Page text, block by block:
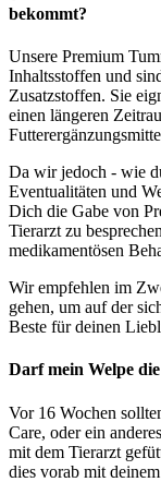
bekommt?
Unsere Premium
Inhaltsstoffen und
Zusatzstoffen. Sie
einen längeren
Da wir jedoch - wie
Eventualitäten und
Dich die Gabe von
Tierarzt zu
medikamentösen
Wir empfehlen im
gehen, um auf der
Beste für deinen
Darf mein Welpe
Vor 16 Wochen
Care, oder ein
mit dem Tierarzt
dies vorab mit